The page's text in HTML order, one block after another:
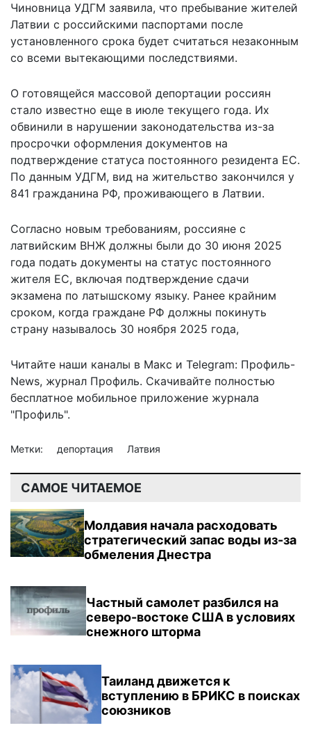
Чиновница УДГМ заявила, что пребывание жителей
Латвии с российскими паспортами после
установленного срока будет считаться незаконным
со всеми вытекающими последствиями.
О готовящейся массовой депортации россиян
стало известно еще в июле текущего года. Их
обвинили в нарушении законодательства из-за
просрочки оформления документов на
подтверждение статуса постоянного резидента ЕС.
По данным УДГМ, вид на жительство закончился у
841 гражданина РФ, проживающего в Латвии.
Согласно новым требованиям, россияне с
латвийским ВНЖ должны были до 30 июня 2025
года подать документы на статус постоянного
жителя ЕС, включая подтверждение сдачи
экзамена по латышскому языку. Ранее крайним
сроком, когда граждане РФ должны покинуть
страну называлось 30 ноября 2025 года,
Читайте наши каналы в Макс и Telegram: Профиль-
News, журнал Профиль. Скачивайте полностью
бесплатное мобильное приложение журнала
"Профиль".
Метки: депортация Латвия
САМОЕ ЧИТАЕМОЕ
Молдавия начала расходовать
стратегический запас воды из-за
обмеления Днестра
Частный самолет разбился на
северо-востоке США в условиях
снежного шторма
Таиланд движется к
вступлению в БРИКС в поисках
союзников